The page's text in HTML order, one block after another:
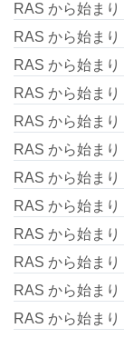
RAS から始まり
RAS から始まり
RAS から始まり
RAS から始まり
RAS から始まり
RAS から始まり
RAS から始まり
RAS から始まり
RAS から始まり
RAS から始まり
RAS から始まり
RAS から始まり